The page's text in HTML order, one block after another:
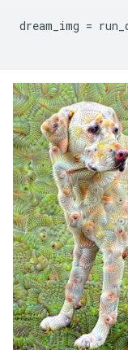
dream_img =